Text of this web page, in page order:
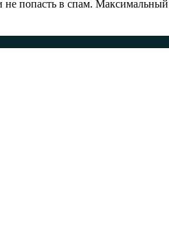
попасть в спам.